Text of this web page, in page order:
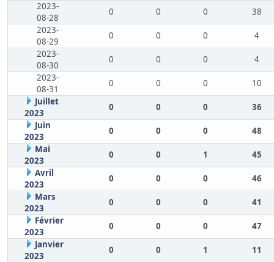
2023-
08-28
0 0 0
38
2023-
08-29
0 0 0
4
2023-
08-30
0 0 0
4
2023-
08-31
0 0 0
10
Juillet
2023
0 0 0
36
Juin
2023
0 0 0
48
Mai
2023
0 0 1
45
Avril
2023
0 0 0
46
Mars
2023
0 0 0
41
Février
2023
0 0 0
47
Janvier
2023
0 0 1
11